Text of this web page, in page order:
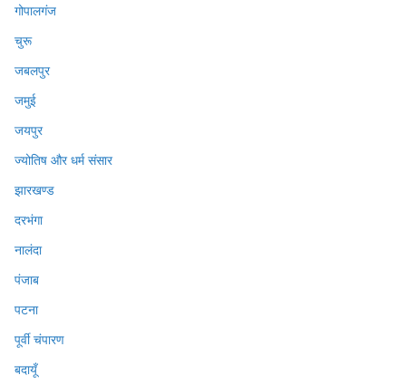
गोपालगंज
चुरू
जबलपुर
जमुई
जयपुर
ज्योतिष और धर्म संसार
झारखण्ड
दरभंगा
नालंदा
पंजाब
पटना
पूर्वी चंपारण
बदायूँ